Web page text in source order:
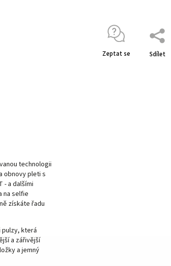
Zeptat se Sdílet
technologii
obnovy pleti s
- a dalšími
na selfie
získáte řadu
pulzy, která
a zářivější
a jemný